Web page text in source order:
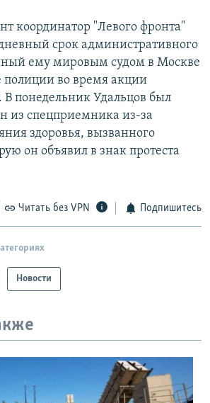
координатор "Левого фронта"
срок административного
ему мировым судом в Москве
полиции во время акции
понедельник Удальцов был
из спецприемника из-за
здоровья, вызванного
он объявил в знак протеста
Читать без VPN Подпишитесь
Новости